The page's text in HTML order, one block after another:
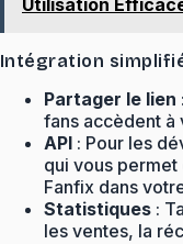
Utilisation
Intégration
Partager le lien
fans accèdent à
API : Pour les
qui vous
Fanfix dans
Statistiques :
les ventes, la